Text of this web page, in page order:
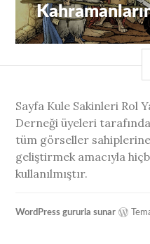
Sayfa Kule Sakinleri Rol
Derneği üyeleri
tüm görseller
geliştirmek amacıyla
kullanılmıştır.
WordPress gururla sunar